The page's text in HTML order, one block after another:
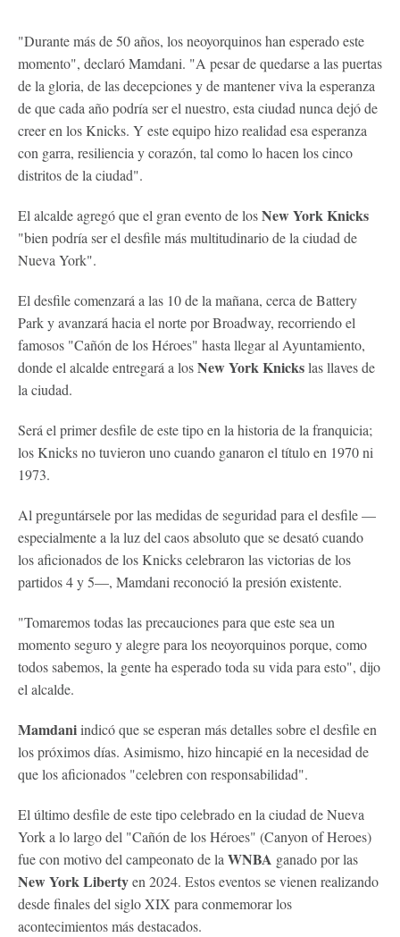
"Durante más de 50 años, los neoyorquinos han esperado este
momento", declaró Mamdani. "A pesar de quedarse a las puertas
de la gloria, de las decepciones y de mantener viva la esperanza
de que cada año podría ser el nuestro, esta ciudad nunca dejó de
creer en los Knicks. Y este equipo hizo realidad esa esperanza
con garra, resiliencia y corazón, tal como lo hacen los cinco
distritos de la ciudad".
El alcalde agregó que el gran evento de losNew York Knicks
"bien podría ser el desfile más multitudinario de la ciudad de
Nueva York".
El desfile comenzará a las 10 de la mañana, cerca de Battery
Park y avanzará hacia el norte por Broadway, recorriendo el
famosos "Cañón de los Héroes" hasta llegar al Ayuntamiento,
donde el alcalde entregará a losNew York Knickslas llaves de
la ciudad.
Será el primer desfile de este tipo en la historia de la franquicia;
los Knicks no tuvieron uno cuando ganaron el título en 1970 ni
1973.
Al preguntársele por las medidas de seguridad para el desfile —
especialmente a la luz del caos absoluto que se desató cuando
los aficionados de los Knicks celebraron las victorias de los
partidos 4 y 5—, Mamdani reconoció la presión existente.
"Tomaremos todas las precauciones para que este sea un
momento seguro y alegre para los neoyorquinos porque, como
todos sabemos, la gente ha esperado toda su vida para esto", dijo
el alcalde.
Mamdaniindicó que se esperan más detalles sobre el desfile en
los próximos días. Asimismo, hizo hincapié en la necesidad de
que los aficionados "celebren con responsabilidad".
El último desfile de este tipo celebrado en la ciudad de Nueva
York a lo largo del "Cañón de los Héroes" (Canyon of Heroes)
fue con motivo del campeonato de la WNBA ganado por las
New York Libertyen 2024. Estos eventos se vienen realizando
desde finales del siglo XIX para conmemorar los
acontecimientos más destacados.